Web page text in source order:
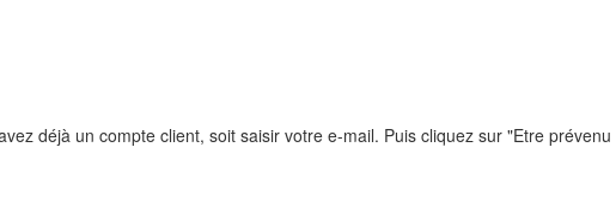
déjà un compte client, soit saisir votre e-mail. Puis cliquez sur "Etre prévenu